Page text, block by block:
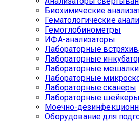
Биохимические
Гематологические
Гемоглобинометры
ИФА-анализаторы
Лабораторные
Лабораторные
Лабораторные мешалки
Лабораторные
Лабораторные сканеры
Лабораторные шейкеры
Моечно-
Оборудование для